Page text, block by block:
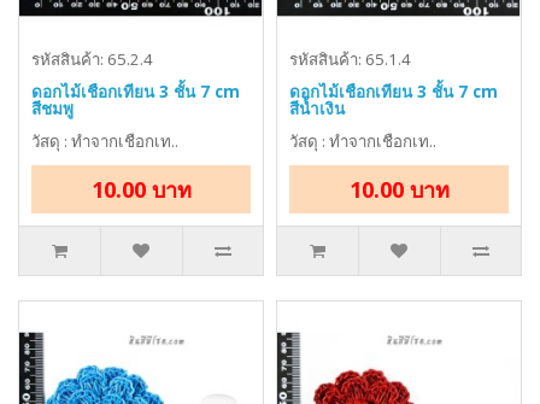
รหัสสินค้า: 65.2.4
ดอกไม้เชือกเทียน 3 ชั้น 7 cm
สีชมพู
วัสดุ : ทำจากเชือกเท..
10.00 บาท
รหัสสินค้า: 65.1.4
ดอกไม้เชือกเทียน 3 ชั้น 7 cm
สีน้ำเงิน
วัสดุ : ทำจากเชือกเท..
10.00 บาท